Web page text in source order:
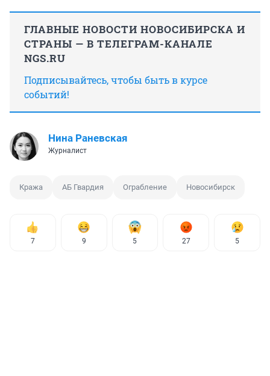
ГЛАВНЫЕ НОВОСТИ НОВОСИБИРСКА И
СТРАНЫ — В ТЕЛЕГРАМ-КАНАЛЕ
NGS.RU
Подписывайтесь, чтобы быть в курсе
событий!
Нина Раневская
Журналист
Кража АБ Гвардия Ограбление Новосибирск
7 9 5 27 5